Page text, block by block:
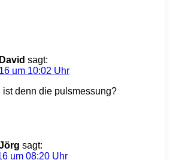
David sagt:
um 10:02 Uhr
ist denn die pulsmessung?
sagt:
um 08:20 Uhr